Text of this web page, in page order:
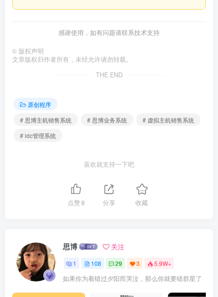
感谢使用，如有问题请联系技术支持
© 版权声明
文章版权归作者所有，未经允许请勿转载。
THE END
原创程序
# 思博主机销售系统
# 思博业务系统
# 虚拟主机销售系统
# idc管理系统
喜欢就支持一下吧
点赞8 分享 收藏
思博 关注
1 108 29 3 5.9W+
如果你为着错过夕阳而哭泣，那么你就要错群星了